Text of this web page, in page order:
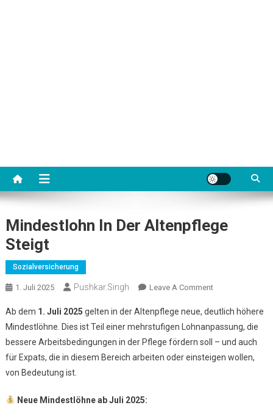
Mindestlohn In Der Altenpflege
Steigt
Sozialversicherung
1. Juli 2025 Pushkar.singh Leave A CommentOn
In
Der
Altenpflege
Steigt
Ab dem 1. Juli 2025 gelten in der Altenpflege neue, deutlich höhere
Mindestlöhne. Dies ist Teil einer mehrstufigen Lohnanpassung, die
bessere Arbeitsbedingungen in der Pflege fördern soll – und auch
für Expats, die in diesem Bereich arbeiten oder einsteigen wollen,
von Bedeutung ist.
Neue Mindestlöhne ab Juli 2025: